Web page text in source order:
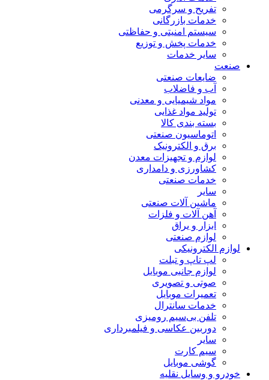
تفریح و سرگرمی
خدمات بازرگانی
سیستم امنیتی و حفاظتی
خدمات پخش و توزیع
سایر خدمات
صنعت
ضایعات صنعتی
آب و فاضلاب
مواد شیمیایی و معدنی
تولید مواد غذایی
بسته بندی کالا
اتوماسیون صنعتی
برق و الکترونیک
لوازم و تجهیزات معدن
کشاورزی و دامداری
خدمات صنعتی
سایر
ماشین آلات صنعتی
آهن آلات و فلزات
ابزار و یراق
لوازم صنعتی
لوازم الکترونیکی
لپ تاپ و تبلت
لوازم جانبی موبایل
صوتی و تصویری
تعمیرات موبایل
خدمات سانترال
تلفن بی‌سیم رومیزی
دوربین عکاسی و فیلمبرداری
سایر
سیم کارت
گوشی موبایل
خودرو و وسایل نقلیه